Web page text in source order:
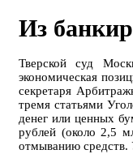
Из
Тверской суд
экономическая
секретаря
тремя статьями
денег или ценных
рублей (около 2,5
отмыванию